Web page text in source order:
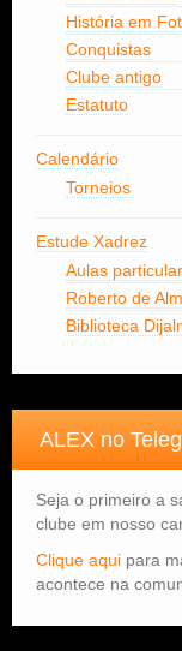
História em
Conquistas
Clube antigo
Estatuto
Calendário
Torneios
Estude Xadrez
Aulas
Roberto de
Biblioteca
ALEX no
Seja o primeiro a
clube em nosso
Clique aqui para
acontece na